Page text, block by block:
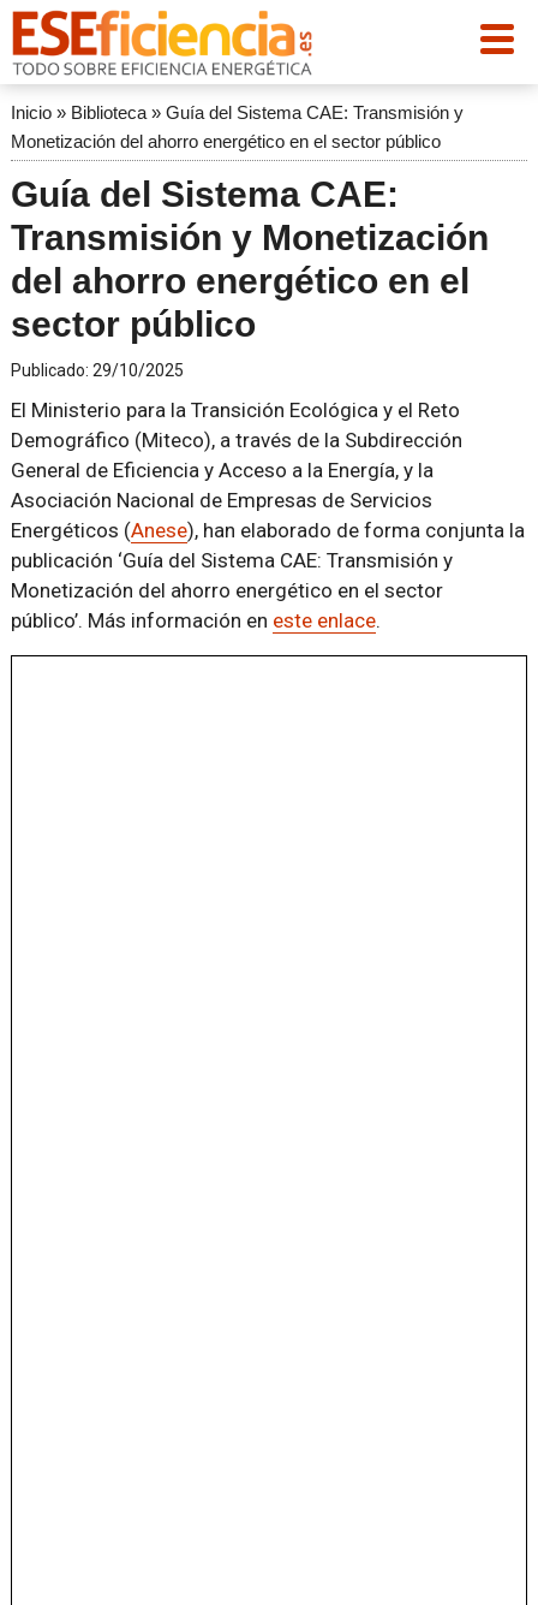
Inicio» Biblioteca» Guía del Sistema CAE: Transmisión y
Monetización del ahorro energético en el sector público
Guía del Sistema CAE:
Transmisión y Monetización
del ahorro energético en el
sector público
Publicado: 29/10/2025
El Ministerio para la Transición Ecológica y el Reto
Demográfico (Miteco), a través de la Subdirección
General de Eficiencia y Acceso a la Energía, y la
Asociación Nacional de Empresas de Servicios
Energéticos (Anese), han elaborado de forma conjunta la
publicación ‘Guía del Sistema CAE: Transmisión y
Monetización del ahorro energético en el sector
público’. Más información en este enlace.